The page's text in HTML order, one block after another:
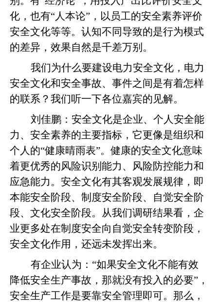
化，也有“人本论”，以员工的安全素养评价
安全文化等等。认知不同导致的是行为模式
的差异，效果自然是千差万别。
我们为什么要建设电力安全文化，电力
安全文化和安全事故、事件之间是有着怎样
的联系？我们听一下各位嘉宾的见解。
刘佳鹏：安全文化是企业、个人安全能
力、安全素养的主要指标，它更像是组织和
个人的“健康晴雨表”。健康的安全文化意味
着更优秀的风险识别能力、风险防控能力和
应急能力。安全文化有其客观发展规律，即
本能安全阶段、制度安全阶段、自觉安全阶
段、文化安全阶段。从我们调研结果看，企
业更多处在制度安全向自觉安全转变阶段，
安全文化作用，还远未发挥出来。
有企业认为：“如果安全文化不能有效
降低安全生产事故，那就没有投入的必要”，
安全生产工作是要靠安全管理即可。那么，